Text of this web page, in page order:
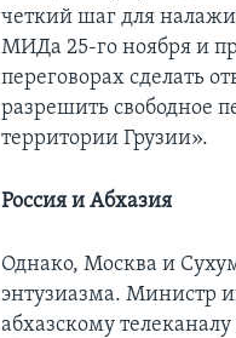
четкий шаг для
МИДа 25-го ноября и
переговорах сделать
разрешить свободное
территории Грузии».
Россия и Абхазия
Однако, Москва и
энтузиазма. Министр
абхазскому